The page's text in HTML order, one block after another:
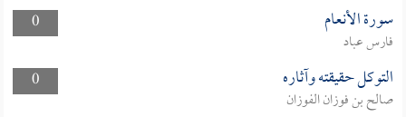
0
سورة الأنعام
فارس عباد
0
التوكل حقيقته وآثاره
صالح بن فوزان الفوزان